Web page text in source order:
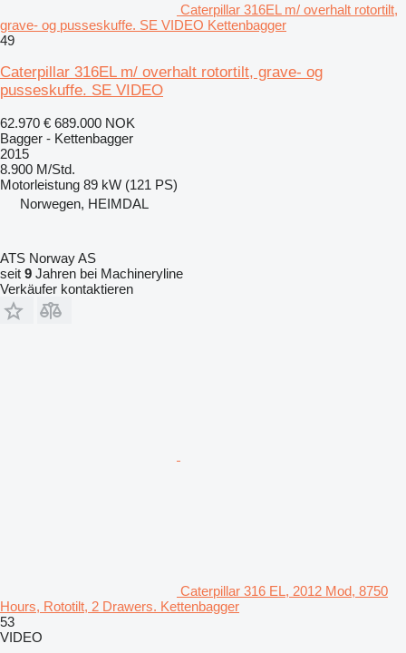
Caterpillar 316EL m/ overhalt rotortilt,
grave- og pusseskuffe. SE VIDEO Kettenbagger
49
Caterpillar 316EL m/ overhalt rotortilt, grave- og
pusseskuffe. SE VIDEO
62.970 € 689.000 NOK
Bagger - Kettenbagger
2015
8.900 M/Std.
Motorleistung 89 kW (121 PS)
Norwegen, HEIMDAL
ATS Norway AS
seit 9 Jahren bei Machineryline
Verkäufer kontaktieren
Caterpillar 316 EL, 2012 Mod, 8750
Hours, Rototilt, 2 Drawers. Kettenbagger
53
VIDEO